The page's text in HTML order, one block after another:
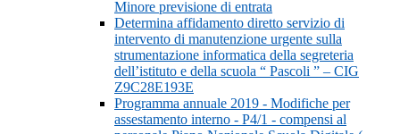
Minore previsione di entrata
Determina affidamento diretto servizio di
intervento di manutenzione urgente sulla
strumentazione informatica della segreteria
dell’istituto e della scuola “ Pascoli ” – CIG
Z9C28E193E
Programma annuale 2019 - Modifiche per
assestamento interno - P4/1 - compensi al